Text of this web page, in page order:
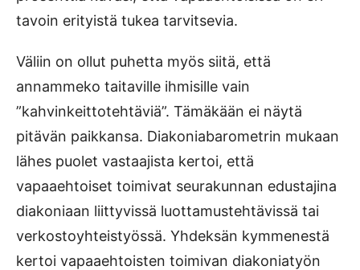
tavoin erityis­tä tukea tarvitsevia.
Väliin on ollut puhetta myös siitä, että
annammeko taitaville ihmisille vain
”kahvinkeittotehtäviä”. Tämäkään ei näytä
pitävän paikkansa. Diakoniabarometrin mukaan
lähes puolet vastaajista kertoi, että
vapaaehtoiset toi­mivat seurakunnan edustajina
diakoniaan liittyvissä luottamustehtävissä tai
verkostoyhteistyössä. Yhdeksän kymmenestä
kertoi vapaaehtoisten toimivan diakoniatyön